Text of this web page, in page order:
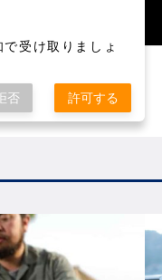
受け取りましょ
否 許可する